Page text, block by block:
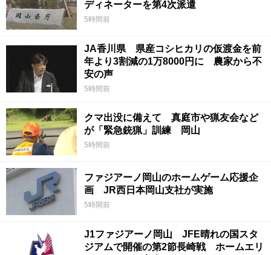
ディネーターを第4次派遣
5時間前
JA香川県 県産コシヒカリの仮渡金を前
年より3割減の1万8000円に 農家から不
安の声
5時間前
クマ出没に備えて 真庭市や猟友会など
が「緊急銃猟」訓練 岡山
5時間前
ファジアーノ岡山のホームゲーム応援企
画 JR西日本岡山支社が実施
5時間前
J1ファジアーノ岡山 JFE晴れの国スタ
ジアムで開催の第2節長崎戦 ホームエリ